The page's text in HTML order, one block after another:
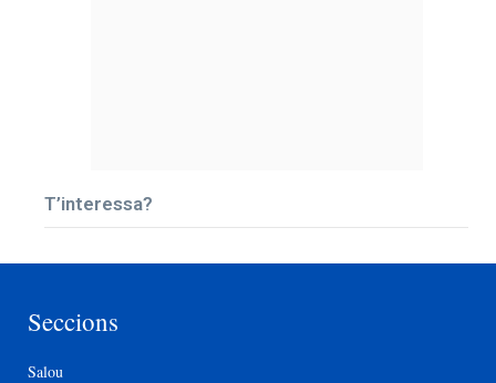
T’interessa?
Seccions
Salou